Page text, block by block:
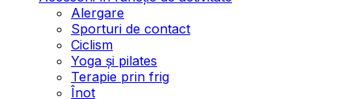
Alergare
Sporturi de contact
Ciclism
Yoga și pilates
Terapie prin frig
Înot